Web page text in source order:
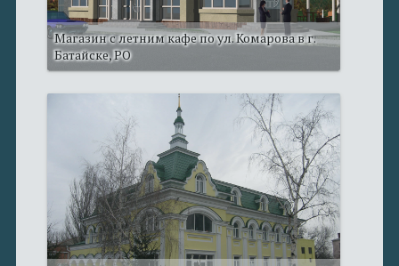
Магазин с летним кафе по ул. Комарова в г.
Батайске, РО